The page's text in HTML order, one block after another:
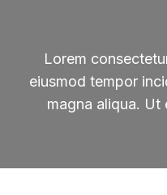
Lorem
eiusmod tempor
magna aliqua. Ut